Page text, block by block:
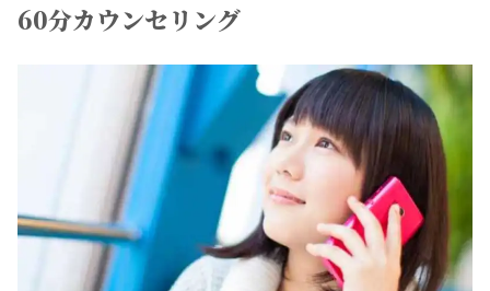
60分カウンセリング